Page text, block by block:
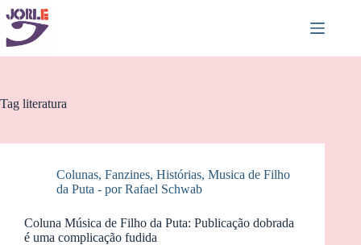
Pular
para
conteúdo
Tag literatura
Colunas, Fanzines, Histórias, Musica de Filho
da Puta - por Rafael Schwab
Coluna Música de Filho da Puta: Publicação dobrada
é uma complicação fudida